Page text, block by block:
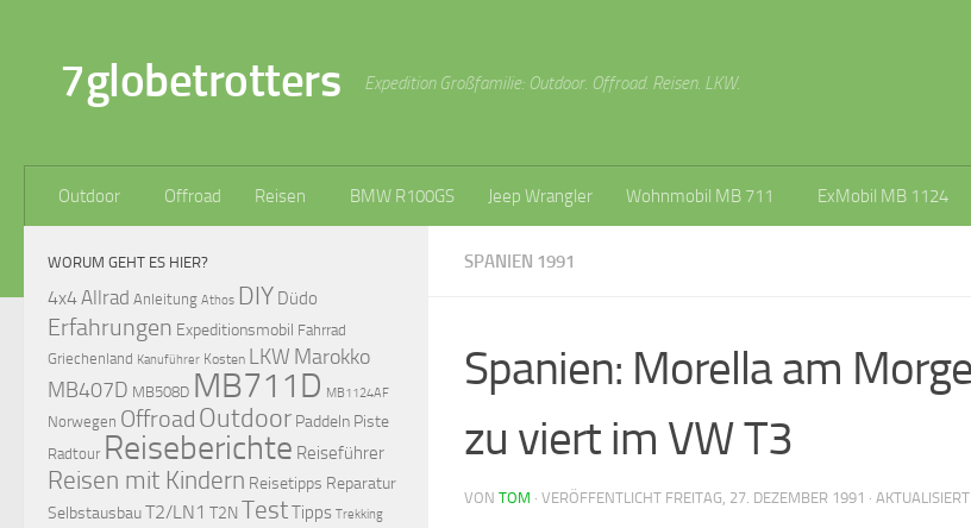
7globetrotters Expedition Großfamilie: Outdoor. Offroad. Reisen. LKW.
Outdoor Offroad Reisen BMW R100GS Jeep Wrangler Wohnmobil MB 711 ExMobil MB 1124
SPANIEN 1991
Spanien: Morella am
zu viert im VW T3
VON TOM · VERÖFFENTLICHT FREITAG, 27. DEZEMBER 1991 · AKTUALISIERT
WORUM GEHT ES HIER?
4x4Allrad Anleitung Athos DIY Düdo
Erfahrungen Expeditionsmobil Fahrrad
Griechenland Kanuführer Kosten LKW Marokko
MB407D MB508D MB711D MB1124AF
Norwegen Offroad Outdoor Paddeln Piste
Radtour Reiseberichte Reiseführer
Reisen mit Kindern Reisetipps Reparatur
SelbstausbauT2/LN1 T2N TestTipps Trekking